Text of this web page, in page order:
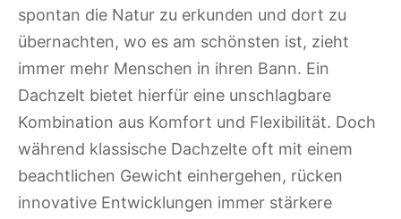
spontan die Natur zu erkunden und dort zu
übernachten, wo es am schönsten ist, zieht
immer mehr Menschen in ihren Bann. Ein
Dachzelt bietet hierfür eine unschlagbare
Kombination aus Komfort und Flexibilität. Doch
während klassische Dachzelte oft mit einem
beachtlichen Gewicht einhergehen, rücken
innovative Entwicklungen immer stärkere